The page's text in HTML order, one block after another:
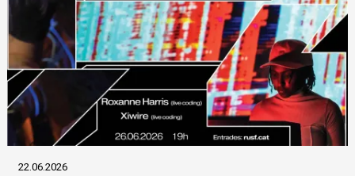
22.06.2026